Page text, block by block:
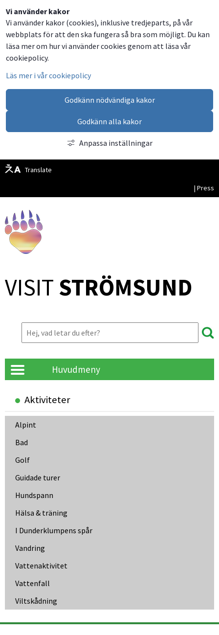
Vi använder kakor
Vi använder kakor (cookies), inklusive tredjeparts, på vår
webbplats för att den ska fungera så bra som möjligt. Du kan
läsa mer om hur vi använder cookies genom att läsa vår
cookiepolicy.
Läs mer i vår cookiepolicy
Godkänn nödvändiga kakor
Godkänn alla kakor
Anpassa inställningar
Translate
| Press
VISIT STRÖMSUND
Huvudmeny
Aktiviteter
Alpint
Bad
Golf
Guidade turer
Hundspann
Hälsa & träning
I Dunder­klumpens spår
Vandring
Vattenaktivitet
Vattenfall
Viltskådning
Dela
på
Facebook
Dela
på
Twitter
Dela
på
LinkedIn
Dela
via
email
Besök
oss
på
Facebook